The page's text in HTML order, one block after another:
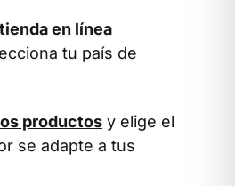
en línea
tu país de
productos y elige el
se adapte a tus